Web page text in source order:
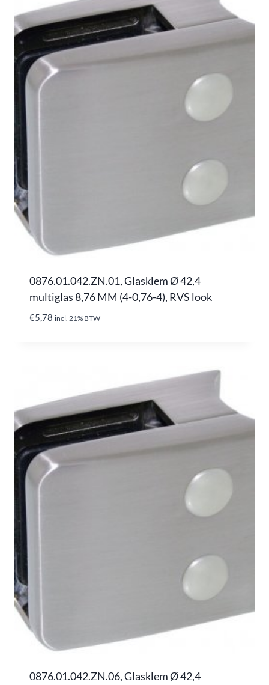
0876.01.042.ZN.01, Glasklem Ø 42,4
multiglas 8,76 MM (4-0,76-4), RVS look
€5,78 incl. 21% BTW
0876.01.042.ZN.06, Glasklem Ø 42,4